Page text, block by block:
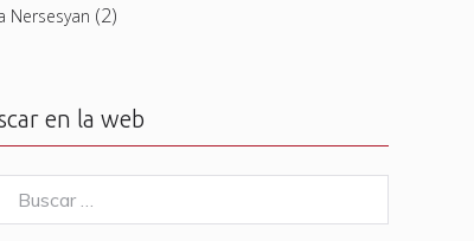
Nersesyan (2)
en la web
Buscar